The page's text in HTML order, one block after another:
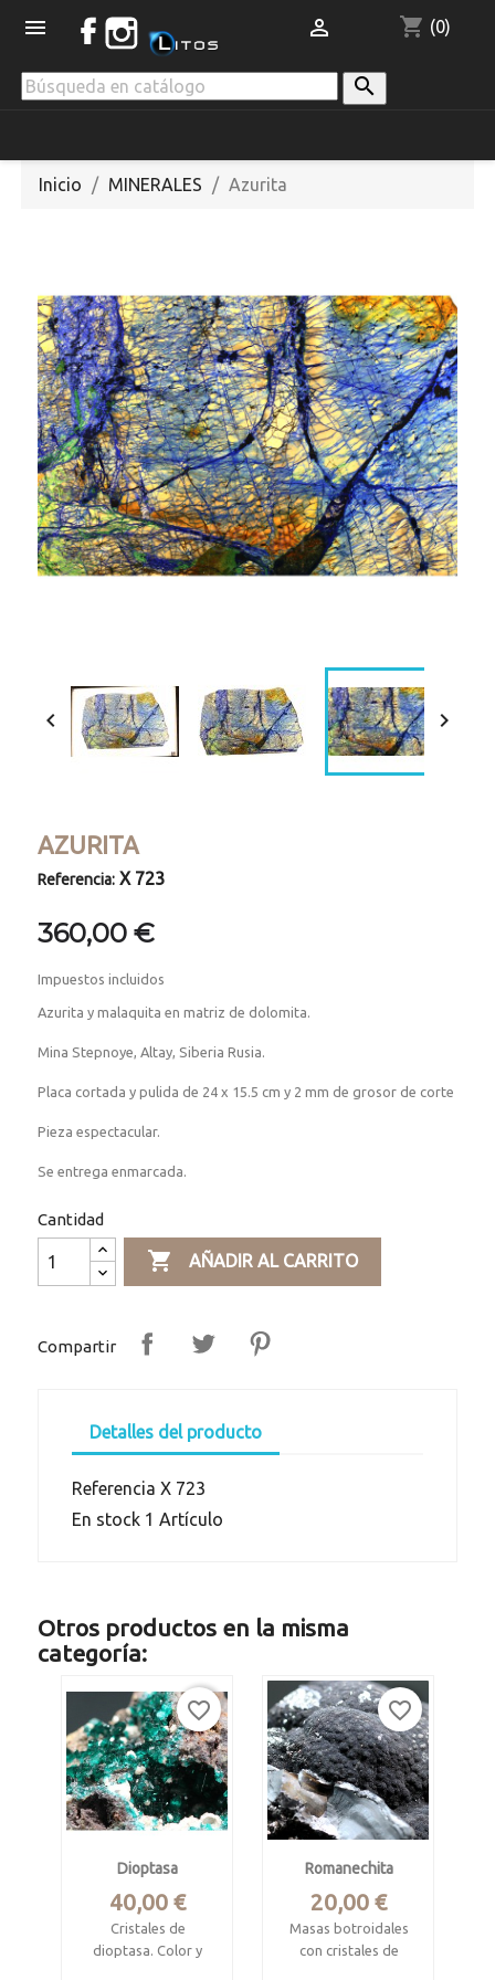
 shopping_cart (0)


Inicio MINERALES Azurita
 
AZURITA
Referencia: X 723
360,00 €
Impuestos incluidos
Azurita y malaquita en matriz de dolomita.
Mina Stepnoye, Altay, Siberia Rusia.
Placa cortada y pulida de 24 x 15.5 cm y 2 mm de grosor de corte
Pieza espectacular.
Se entrega enmarcada.
Cantidad
 AÑADIR AL CARRITO
Compartir
Detalles del producto
Referencia X 723
En stock 1 Artículo
Otros productos en la misma
categoría:
Dioptasa
Precio
40,00 €
Cristales de
dioptasa. Color y
favorite_border
Romanechita
Precio
20,00 €
Masas botroidales
con cristales de
favorite_border